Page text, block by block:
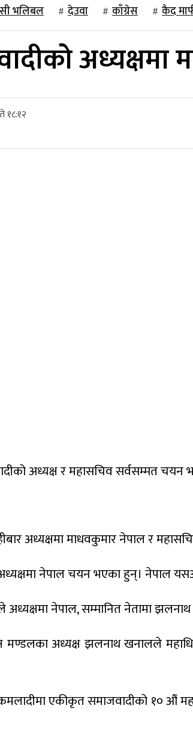
भलिबल देउवा काँग्रेस कैद
अध्यक्षमा
१८:१२
अध्यक्ष र महासचिव सर्वसम्मत चयन
अध्यक्षमा माधवकुमार नेपाल र
नेपाल चयन भएका हुन्। नेपाल
नेपाल, सम्मानित नेतामा
मण्डलका अध्यक्ष झलनाथ खनालले
एकीकृत समाजवादीको १० औं